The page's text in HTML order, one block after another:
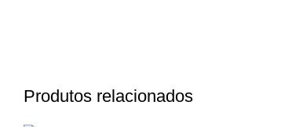
Produtos relacionados